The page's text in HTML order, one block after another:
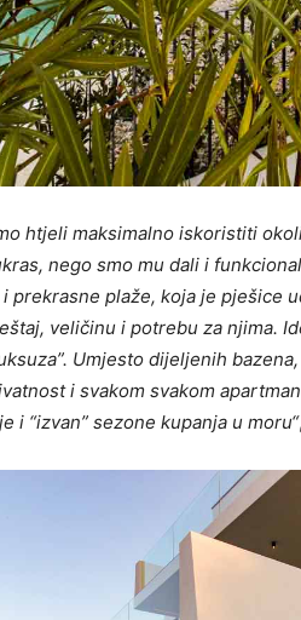
htjeli maksimalno iskoristiti
nego smo mu dali i
prekrasne plaže, koja je pješice
veličinu i potrebu za njima.
Umjesto dijeljenih
i svakom svakom
i “izvan” sezone kupanja u moru“